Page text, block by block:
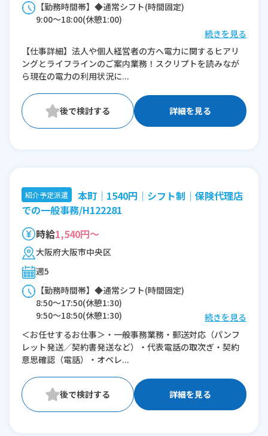
【勤務時間帯】◆通常シフト(時間固定)
9:00〜18:00(休憩1:00)
※残業：10〜15時間程度/月
続きを見る
【仕事詳細】法人や個人経営者の方へ電力に関するヒアリ
ングとライフラインのご案内業務！スクリプトを読みなが
ら現在の電力の利用状況に...
詳細を見る
紹介予定派遣
本町│1540円│シフト制｜保険代理店
での一般事務/H122281
時給1,540円～
大阪府大阪市中央区
週5
【勤務時間帯】◆通常シフト(時間固定)
8:50〜17:50(休憩1:30)
9:50〜18:50(休憩1:30)
※残業：0〜10時間程度/月
続きを見る
＜お任せするお仕事＞・一般事務業務・郵送対応（パンフ
レット発送／契約書発送など）・代表電話の取次ぎ・契約
意思確認（電話）・オペレ...
詳細を見る